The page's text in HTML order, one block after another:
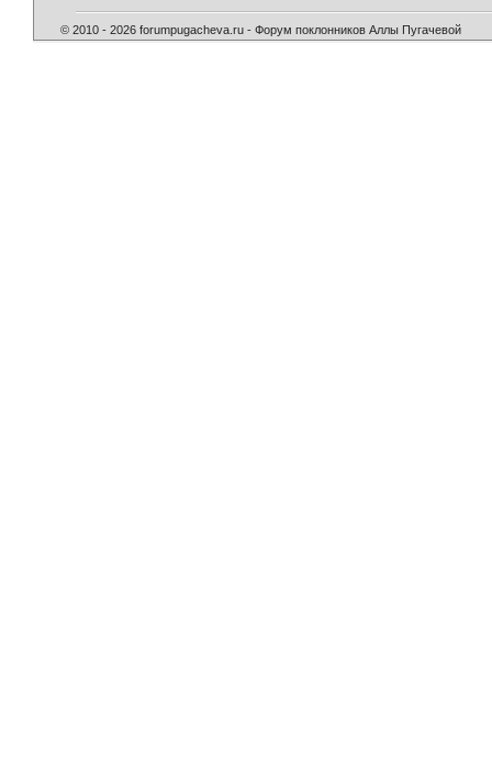
© 2010 - 2026 forumpugacheva.ru - Форум поклонников Аллы Пугачевой